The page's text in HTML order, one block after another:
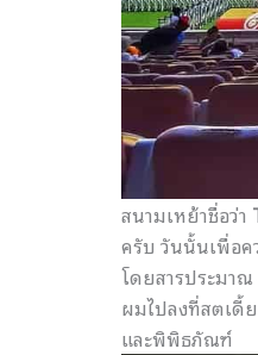
สนามเหย้าชื่อว่า
ครับ วันนั้นเพื่อค
โดยสารประมาณ
ผมไปลงที่สตเดี้
และพิพิธภัณฑ์